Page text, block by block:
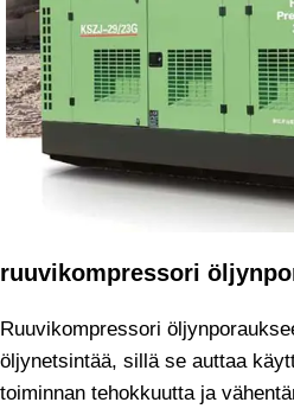
ruuvikompressori
Ruuvikompressori
öljynetsintää, sillä se auttaa
toiminnan tehokkuutta ja